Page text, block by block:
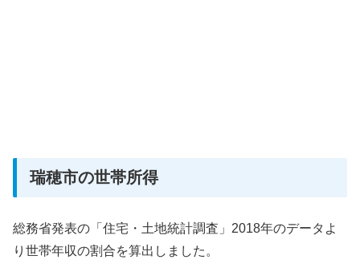
瑞穂市の世帯所得
総務省発表の「住宅・土地統計調査」2018年のデータよ
り世帯年収の割合を算出しました。